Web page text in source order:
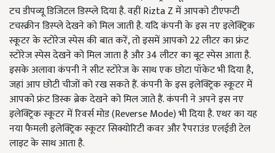
टच डीपव्यू डिजिटल डिस्प्ले दिया है. वहीं Rizta Z में आपको टीएफटी
टचस्क्रीन डिस्प्ले देखने को मिल जाती है. यदि कंपनी के इस नए इलेक्ट्रिक
स्कूटर के स्टोरेज स्पेस की बात करें, तो इसमें आपको 22 लीटर का फ्रंट
स्टोरेज स्पेस देखने को मिल जाता है और 34 लीटर का बूट स्पेस आता है.
इसके अलावा कंपनी ने सीट स्टोरेज के साथ एक छोटा पॉकेट भी दिया है,
जहां आप छोटी चीजों को रख सकते हैं. कंपनी के इस इलेक्ट्रिक स्कूटर में
आपको फ्रंट डिस्क ब्रेक देखने को मिल जाते हैं. कंपनी ने अपने इस नए
इलेक्ट्रिक स्कूटर में रिवर्स मोड (Reverse Mode) भी दिया है. एथर का यह
नया फैमली इलेक्ट्रिक स्कूटर सिक्योरिटी कवर और रैपराउंड एलईडी टेल
लाइट के साथ आता है.